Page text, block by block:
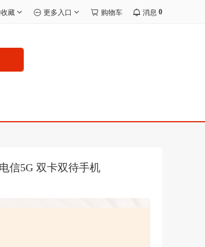
藏 更多入口 购物车 消息 0
信5G 双卡双待手机